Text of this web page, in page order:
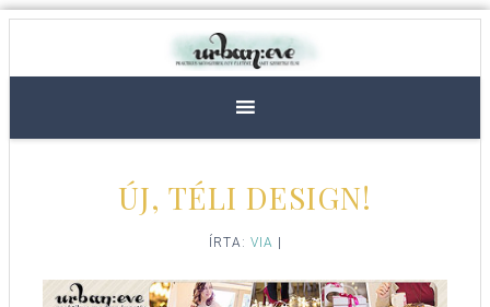
ÚJ, TÉLI DESIGN!
ÍRTA: VIA